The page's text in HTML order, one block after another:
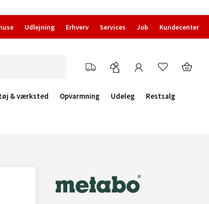
Udlejning Erhverv Services Job Kundecenter
& værksted Opvarmning Udeleg
Restsalg